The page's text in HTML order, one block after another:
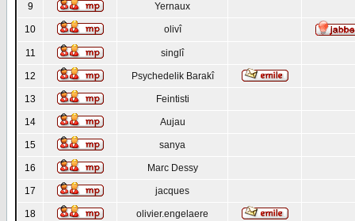
9 Yernaux
10 olivî
11 singlî
12 Psychedelik Barakî
13 Feintisti
14 Aujau
15 sanya
16 Marc Dessy
17 jacques
18 olivier.engelaere